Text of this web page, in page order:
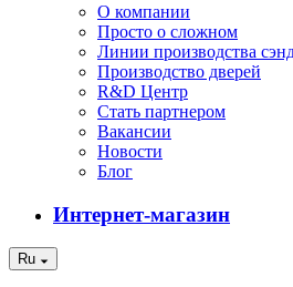
О компании
Просто о сложном
Линии производства
Производство дверей
R&D Центр
Стать партнером
Вакансии
Новости
Блог
Интернет-магазин
Ru